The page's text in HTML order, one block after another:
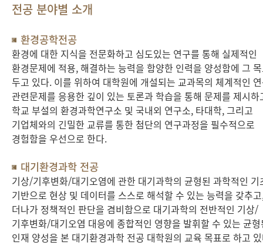
전공 분야별 소개
환경공학전공
환경에 대한 지식을 전문화하고 심도있는 연구를 통해 실제적인
환경문제에 적용, 해결하는 능력을 함양한 인력을 양성함에 그
두고 있다. 이를 위하여 대학원에 개설되는 교과목의 체계적인
관련문제를 응용한 깊이 있는 토론과 학습을 통해 문제를 제시하
학교 부설의 환경과학연구소 및 국내외 연구소, 타대학, 그리고
기업체와의 긴밀한 교류를 통한 첨단의 연구과정을 필수적으로
경험함을 우선으로 한다.
대기환경과학 전공
기상/기후변화/대기오염에 관한 대기과학의 균형된 과학적인 기
기반으로 현상 및 데이터를 스스로 해석할 수 있는 능력을 갖추
더나가 정책적인 판단을 겸비함으로 대기과학의 전반적인 기상/
기후변화/대기오염 대응에 종합적인 영향을 발휘할 수 있는 균
인재 양성을 본 대기환경과학 전공 대학원의 교육 목표로 하고